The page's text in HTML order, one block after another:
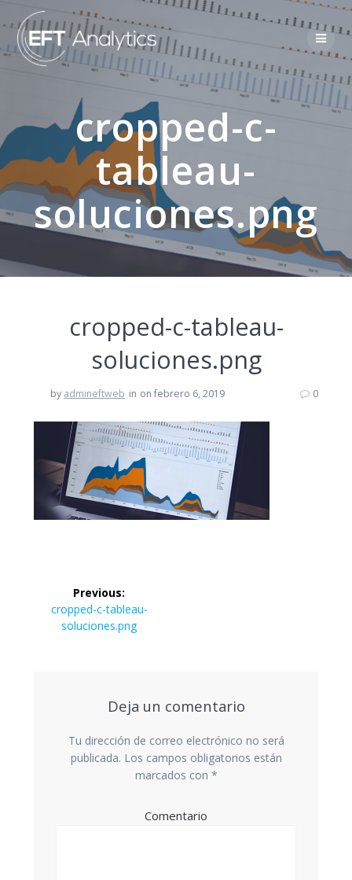
cropped-c-
tableau-
soluciones.png
cropped-c-tableau-
soluciones.png
by admineftweb in on febrero 6, 2019 0
Navegación
Previous:
Previous
post:
cropped-c-tableau-
soluciones.png
Deja un comentario
Tu dirección de correo electrónico no será
publicada. Los campos obligatorios están
marcados con *
Comentario